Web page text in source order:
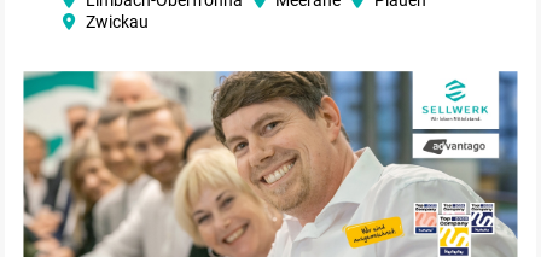
Zwickau